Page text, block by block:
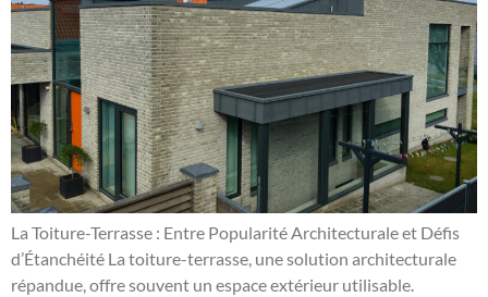
La Toiture-Terrasse : Entre Popularité Architecturale et Défis
d’Étanchéité La toiture-terrasse, une solution architecturale
répandue, offre souvent un espace extérieur utilisable.